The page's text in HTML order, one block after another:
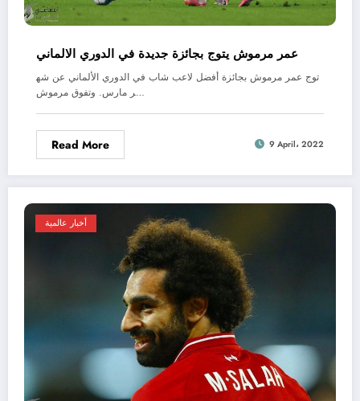
عمر مرموش يتوج بجائزة جديدة في الدوري الالماني
توج عمر مرموش بجائزة أفضل لاعب شاب في الدوري الألماني عن شه
ر مارس. وتفوق مرموش…
Read More 9 April، 2022
أخبار عالمية